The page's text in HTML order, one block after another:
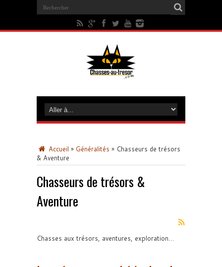
Accueil » Généralités » Chasseurs de trésors
& Aventure
Chasseurs de trésors &
Aventure
Chasses aux trésors, aventures, exploration…